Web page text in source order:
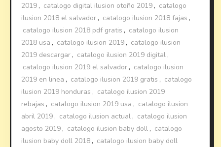
2019 , catalogo digital ilusion otoño 2019 , catalogo
ilusion 2018 el salvador , catalogo ilusion 2018 fajas ,
catalogo ilusion 2018 pdf gratis , catalogo ilusion
2018 usa , catalogo ilusion 2019 , catalogo ilusion
2019 descargar , catalogo ilusion 2019 digital ,
catalogo ilusion 2019 el salvador , catalogo ilusion
2019 en linea , catalogo ilusion 2019 gratis , catalogo
ilusion 2019 honduras , catalogo ilusion 2019
rebajas , catalogo ilusion 2019 usa , catalogo ilusion
abril 2019 , catalogo ilusion actual , catalogo ilusion
agosto 2019 , catalogo ilusion baby doll , catalogo
ilusion baby doll 2018 , catalogo ilusion baby doll